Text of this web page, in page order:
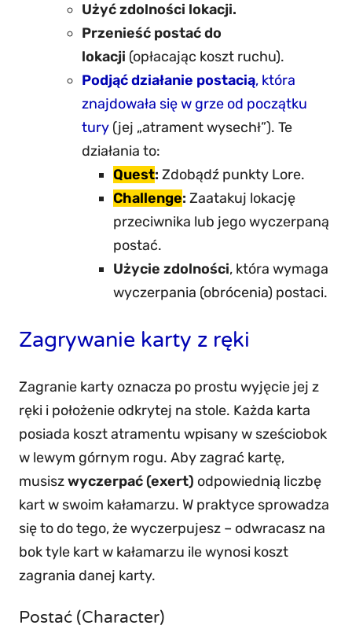
Użyć zdolności lokacji.
Przenieść postać do
lokacji (opłacając koszt ruchu).
Podjąć działanie postacią, która
znajdowała się w grze od początku
tury (jej „atrament wysechł”). Te
działania to:
Quest: Zdobądź punkty Lore.
Challenge: Zaatakuj lokację
przeciwnika lub jego wyczerpaną
postać.
Użycie zdolności, która wymaga
wyczerpania (obrócenia) postaci.
Zagrywanie karty z ręki
Zagranie karty oznacza po prostu wyjęcie jej z
ręki i położenie odkrytej na stole. Każda karta
posiada koszt atramentu wpisany w sześciobok
w lewym górnym rogu. Aby zagrać kartę,
musiszwyczerpać (exert) odpowiednią liczbę
kart w swoim kałamarzu. W praktyce sprowadza
się to do tego, że wyczerpujesz – odwracasz na
bok tyle kart w kałamarzu ile wynosi koszt
zagrania danej karty.
Postać (Character)